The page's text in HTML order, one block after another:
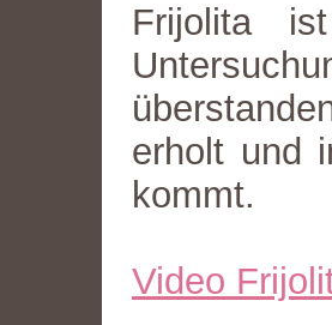
Frijolita
erholt und
kommt.
Video